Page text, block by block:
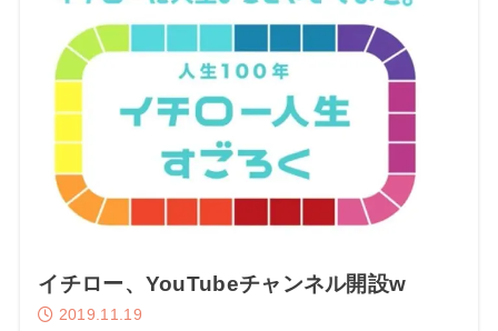
イチロー、YouTubeチャンネル開設w
2019.11.19